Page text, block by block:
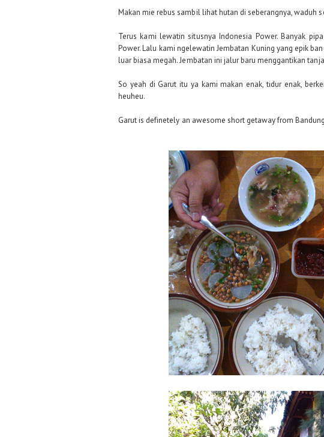
Makan mie rebus sambil lihat hutan di seberangnya, waduh
Terus kami lewatin situsnya Indonesia Power. Banyak
Power.Lalu kami ngelewatin Jembatan Kuning yang epik
luar biasa megah.Jembatan ini jalur baru menggantikan
So yeah di Garut itu ya kami makan enak, tidur enak,
heuheu.
Garut is definetely an awesome short getaway from